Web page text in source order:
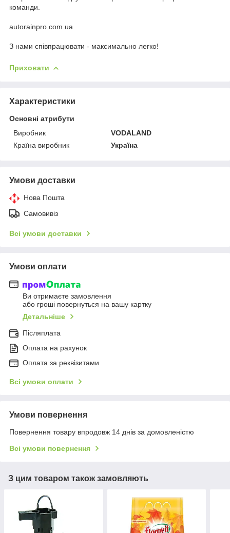
команди.
autorainpro.com.ua
З нами співпрацювати - максимально легко!
Приховати
Характеристики
Основні атрибути
Виробник
VODALAND
Країна виробник
Україна
Умови доставки
Нова Пошта
Самовивіз
Всі умови доставки
Умови оплати
Ви отримаєте замовлення
або гроші повернуться на вашу картку
Детальніше
Післяплата
Оплата на рахунок
Оплата за реквізитами
Всі умови оплати
Умови повернення
Повернення товару впродовж 14 днів за домовленістю
Всі умови повернення
З цим товаром також замовляють